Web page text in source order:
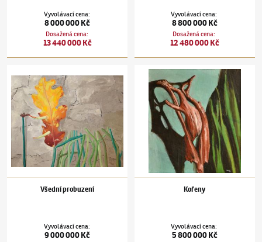
Vyvolávací cena:
8 000 000 Kč
Dosažená cena:
13 440 000 Kč
Vyvolávací cena:
8 800 000 Kč
Dosažená cena:
12 480 000 Kč
Všední probuzení
Vyvolávací cena:
9 000 000 Kč
Jindřich Štyrský(1899–1942)Kořeny
Kořeny
Vyvolávací cena:
5 800 000 Kč